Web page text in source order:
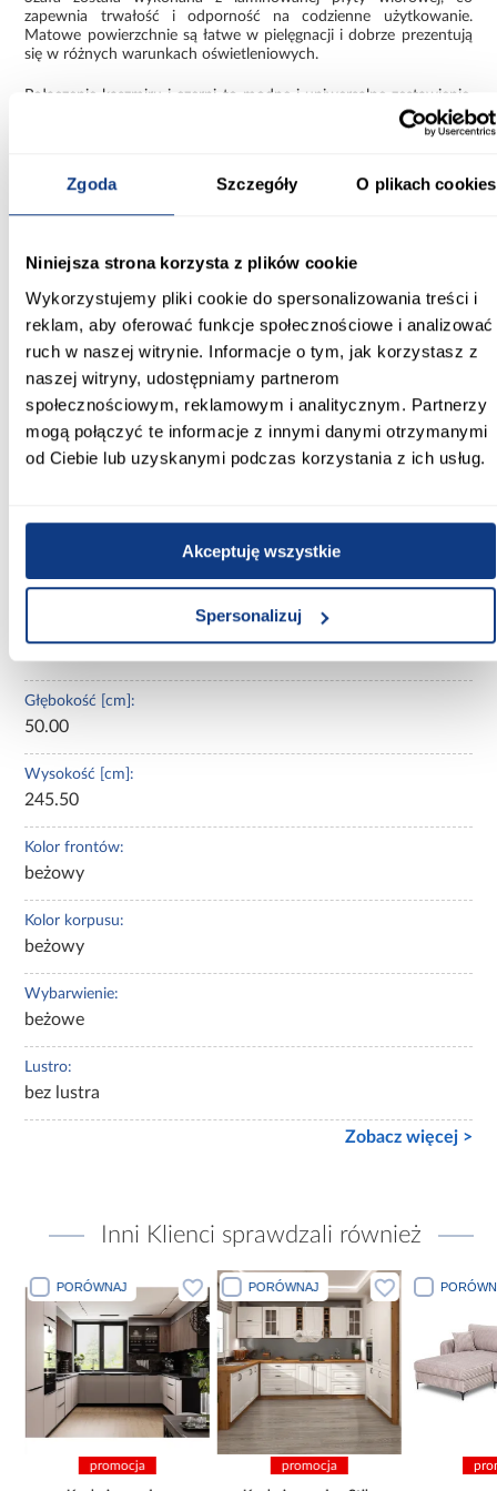
Zgoda Szczegóły O plikach cookies
Niniejsza strona korzysta z plików cookie
Wykorzystujemy pliki cookie do spersonalizowania treści i
reklam, aby oferować funkcje społecznościowe i analizować
ruch w naszej witrynie. Informacje o tym, jak korzystasz z
naszej witryny, udostępniamy partnerom
społecznościowym, reklamowym i analitycznym. Partnerzy
mogą połączyć te informacje z innymi danymi otrzymanymi
od Ciebie lub uzyskanymi podczas korzystania z ich usług.
Akceptuję wszystkie
Spersonalizuj
zapewnia trwałość i odporność na codzienne użytkowanie.
Matowe powierzchnie są łatwe w pielęgnacji i dobrze prezentują
się w różnych warunkach oświetleniowych.
Połączenie kaszmiru i czerni to modne i uniwersalne zestawienie,
które nadaje meblowi elegancki, a jednocześnie nowoczesny
Funkcjonalna szafa Como 2-170
Szafa Como 2-170 kaszmir/czarny to pojemny i praktyczny
wykończenie sprawiają, że jest wygodnym i stylowym
Informacje Transport Informacje o
Kształt:
proste
Nie
Głębokość [cm]:
50.00
Wysokość [cm]:
245.50
Kolor frontów:
beżowy
Kolor korpusu:
beżowy
Wybarwienie:
beżowe
Lustro:
bez lustra
Zobacz więcej >
Inni Klienci sprawdzali również
PORÓWNAJ
promocja
PORÓWNAJ
promocja